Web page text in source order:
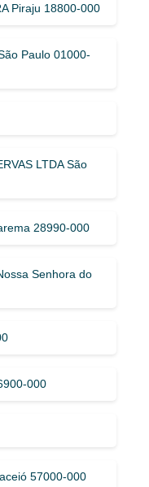
Piraju 18800-000
Paulo 01000-
LTDA São
28990-000
Senhora do
000
57000-000